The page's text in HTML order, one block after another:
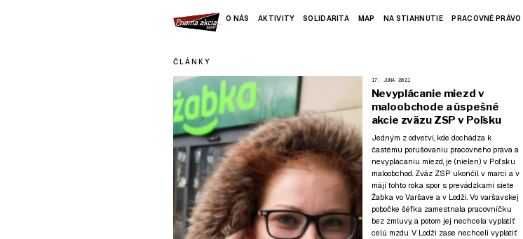
O NÁS AKTIVITY SOLIDARITA MAP NA STIAHNUTIE PRACOVNÉ PRÁVO
ČLÁNKY
17. JÚNA 2021
Nevyplácanie miezd v
maloobchode a úspešné
akcie zväzu ZSP v Poľsku
Jedným z odvetví, kde dochádza k
častému porušovaniu pracovného práva a
nevyplácaniu miezd, je (nielen) v Poľsku
maloobchod. Zväz ZSP ukončil v marci a v
máji tohto roka spor s prevádzkami siete
Żabka vo Varšave a v Lodži. Vo varšavskej
pobočke šéfka zamestnala pracovníčku
bez zmluvy, a potom jej nechcela vyplatiť
celú mzdu. V Lodži zase nechceli vyplatiť